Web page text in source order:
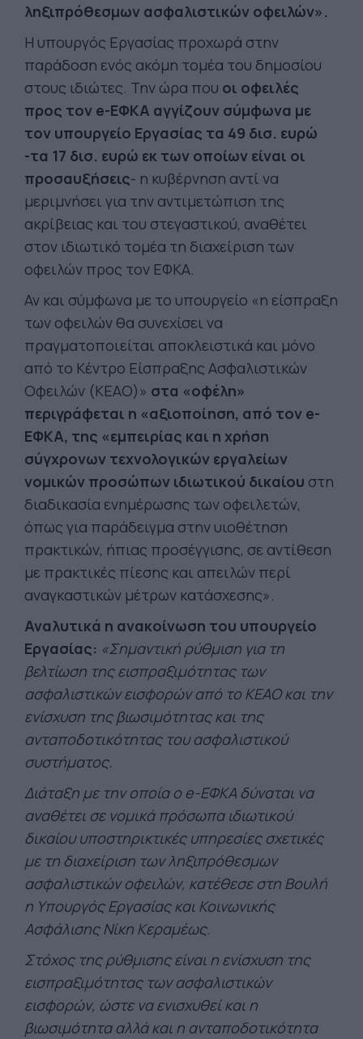
ληξιπρόθεσμων ασφαλιστικών οφειλών».
Η υπουργός Εργασίας προχωρά στην
παράδοση ενός ακόμη τομέα του δημοσίου
στους ιδιώτες. Την ώρα που οι οφειλές
προς τον e-ΕΦΚΑ αγγίζουν σύμφωνα με
τον υπουργείο Εργασίας τα 49 δισ. ευρώ
-τα 17 δισ. ευρώ εκ των οποίων είναι οι
προσαυξήσεις- η κυβέρνηση αντί να
μεριμνήσει για την αντιμετώπιση της
ακρίβειας και του στεγαστικού, αναθέτει
στον ιδιωτικό τομέα τη διαχείριση των
οφειλών προς τον ΕΦΚΑ.
Αν και σύμφωνα με το υπουργείο «η είσπραξη
των οφειλών θα συνεχίσει να
πραγματοποιείται αποκλειστικά και μόνο
από το Κέντρο Είσπραξης Ασφαλιστικών
Οφειλών (ΚΕΑΟ)» στα «οφέλη»
περιγράφεται η «αξιοποίηση, από τον e-
ΕΦΚΑ, της «εμπειρίας και η χρήση
σύγχρονων τεχνολογικών εργαλείων
νομικών προσώπων ιδιωτικού δικαίου στη
διαδικασία ενημέρωσης των οφειλετών,
όπως για παράδειγμα στην υιοθέτηση
πρακτικών, ήπιας προσέγγισης, σε αντίθεση
με πρακτικές πίεσης και απειλών περί
αναγκαστικών μέτρων κατάσχεσης».
Αναλυτικά η ανακοίνωση του υπουργείο
Εργασίας: «Σημαντική ρύθμιση για τη
βελτίωση της εισπραξιμότητας των
ασφαλιστικών εισφορών από το ΚΕΑΟ και την
ενίσχυση της βιωσιμότητας και της
ανταποδοτικότητας του ασφαλιστικού
συστήματος.
Διάταξη με την οποία ο e-ΕΦΚΑ δύναται να
αναθέτει σε νομικά πρόσωπα ιδιωτικού
δικαίου υποστηρικτικές υπηρεσίες σχετικές
με τη διαχείριση των ληξιπρόθεσμων
ασφαλιστικών οφειλών, κατέθεσε στη Βουλή
η Υπουργός Εργασίας και Κοινωνικής
Ασφάλισης Νίκη Κεραμέως.
Στόχος της ρύθμισης είναι η ενίσχυση της
εισπραξιμότητας των ασφαλιστικών
εισφορών, ώστε να ενισχυθεί και η
βιωσιμότητα αλλά και η ανταποδοτικότητα